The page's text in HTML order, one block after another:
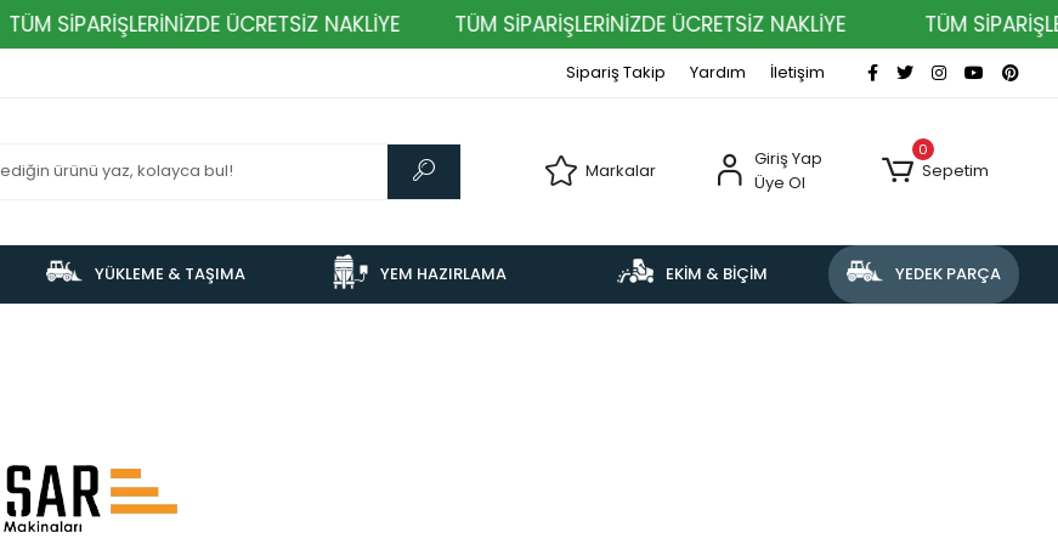
TÜM SİPARİŞLERİNİZDE ÜCRETSİZ NAKLİYE TÜM SİPARİŞLERİNİZDE ÜCRETSİZ NAKLİYE TÜM
Sipariş Takip Yardım İletişim
Markalar
Giriş Yap
Üye Ol
0
Sepetim
YÜKLEME & TAŞIMA YEM HAZIRLAMA EKİM & BİÇİM YEDEK PARÇA